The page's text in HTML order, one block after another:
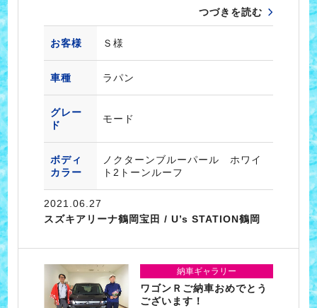
つづきを読む
お客様 Ｓ様
車種 ラパン
グレー
ド
モード
ボディ
カラー
ノクターンブルーパール ホワイ
ト2トーンルーフ
2021.06.27
スズキアリーナ鶴岡宝田 / U’s STATION鶴岡
納車ギャラリー
ワゴンＲご納車おめでとう
ございます！